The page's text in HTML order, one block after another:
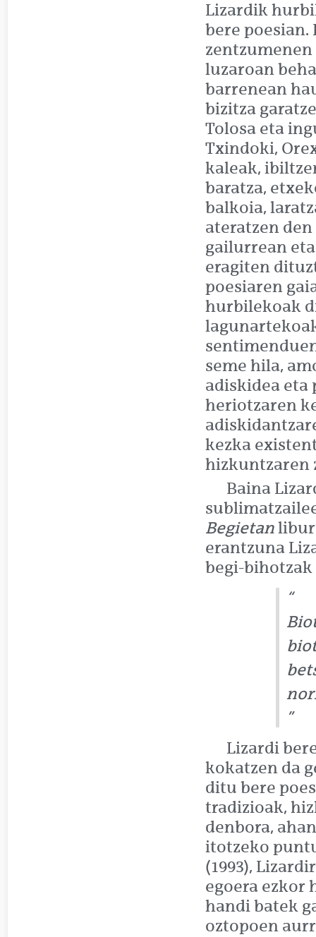
Lizardik
bere
luzaroan
barrenean
bizitza
Tolosa eta
Txindoki,
kaleak,
baratza,
balkoia,
ateratzen
gailurrean
eragiten
poesiaren
hurbilekoak
seme hila,
adiskidea eta
heriotzaren
kezka
hizkuntzaren
Baina
Begietan
erantzuna
begi-bihotzak
Lizardi
kokatzen da
ditu bere
tradizioak,
denbora,
itotzeko
(1993),
egoera ezkor
handi batek
oztopoen